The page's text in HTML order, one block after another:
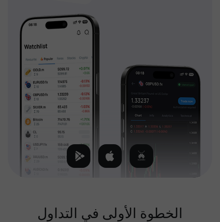
الخطوة الأولى في التداول